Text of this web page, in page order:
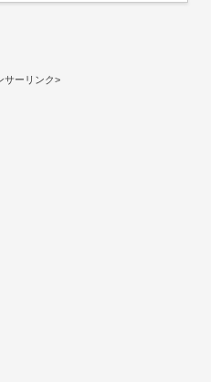
サーリンク>